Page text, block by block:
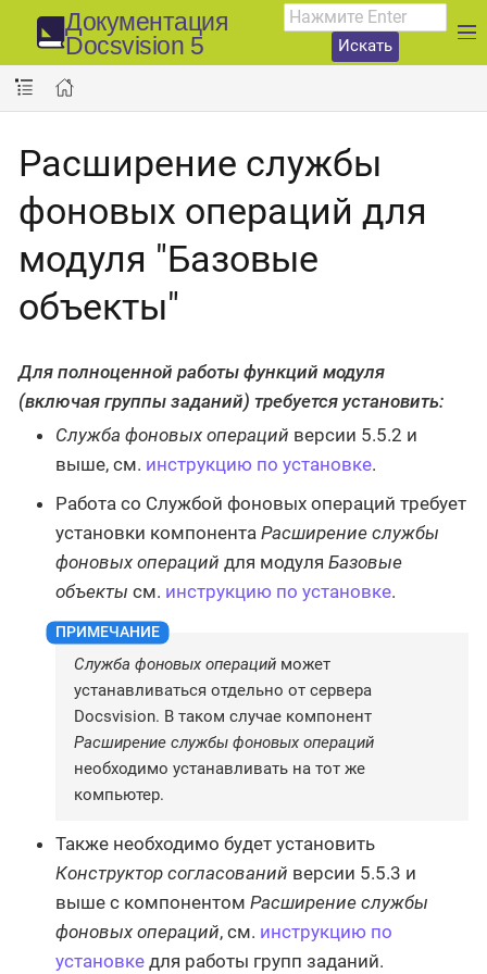
Документация
Docsvision 5
Искать
Расширение службы
фоновых операций для
модуля "Базовые
объекты"
Для полноценной работы функций модуля
(включая группы заданий) требуется установить:
Служба фоновых операций версии 5.5.2 и
выше, см. инструкцию по установке.
Работа со Службой фоновых операций требует
установки компонента Расширение службы
фоновых операций для модуля Базовые
объекты см. инструкцию по установке.
Служба фоновых операций может
устанавливаться отдельно от сервера
Docsvision. В таком случае компонент
Расширение службы фоновых операций
необходимо устанавливать на тот же
компьютер.
Также необходимо будет установить
Конструктор согласований версии 5.5.3 и
выше с компонентом Расширение службы
фоновых операций, см. инструкцию по
установке для работы групп заданий.